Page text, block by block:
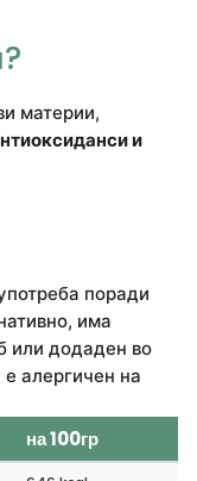
материи,
и
поради
има
или додаден во
е алергичен на
на 100гр